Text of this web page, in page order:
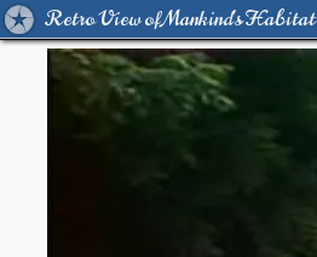
Retro View of Mankind's Habitat